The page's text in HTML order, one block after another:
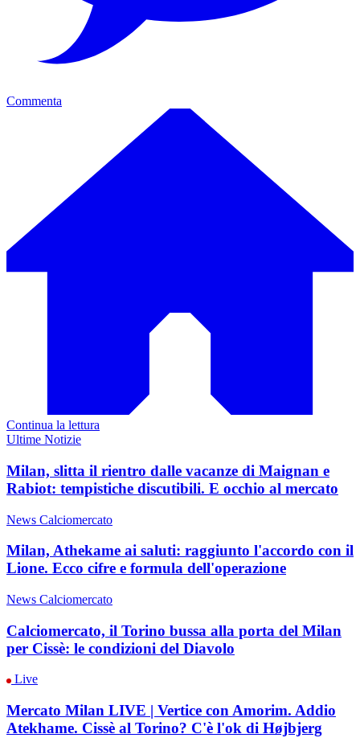
Commenta
Continua la lettura
Ultime Notizie
Milan, slitta il rientro dalle vacanze di Maignan e
Rabiot: tempistiche discutibili. E occhio al mercato
News Calciomercato
Milan, Athekame ai saluti: raggiunto l'accordo con il
Lione. Ecco cifre e formula dell'operazione
News Calciomercato
Calciomercato, il Torino bussa alla porta del Milan
per Cissè: le condizioni del Diavolo
Live
Mercato Milan LIVE | Vertice con Amorim. Addio
Atekhame. Cissè al Torino? C'è l'ok di Højbjerg